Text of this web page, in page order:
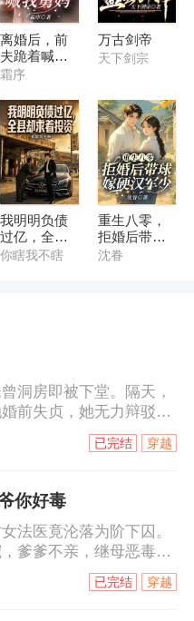
离婚后，前
夫跪着喊我
舅妈
霜序
万古剑帝
天下剑宗
我明明负债
过亿，全县
却求着投资
你瞎我不瞎
重生八零，
拒婚后带球
嫁硬汉军少
沈眷
洞房即被下堂。隔天，
前失贞，她无力辩驳。
涌而来，她泰然处之，自
她恨之入骨，她却爱他
他铁石心肠，却被他伤
成殇。当她小产，那触
的理智摧毁，也让他对
化。可是，她已经心
，她知道自己该走了，
恼怒地低喊：“祝夕儿，
穿越
已完结
你好毒
法医竟沦落为阶下囚。
爹爹不亲，继母恶毒，
得那叫一个水深火热。
国最尊贵的钺王：“难为
穿越
已完结